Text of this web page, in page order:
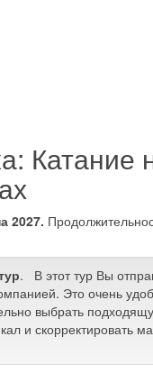
Катание
2027.
. В этот тур Вы
Это очень
выбрать
и скорректировать